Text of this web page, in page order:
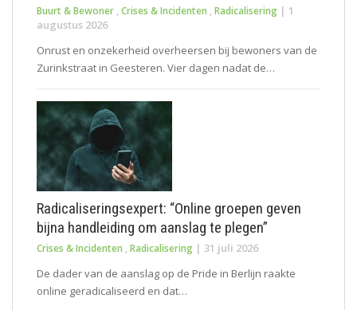
Buurt & Bewoner , Crises & Incidenten , Radicalisering | 1
augustus 2026
Onrust en onzekerheid overheersen bij bewoners van de
Zurinkstraat in Geesteren. Vier dagen nadat de…
Radicaliseringsexpert: “Online groepen geven
bijna handleiding om aanslag te plegen”
Crises & Incidenten , Radicalisering | 31 juli 2026
De dader van de aanslag op de Pride in Berlijn raakte
online geradicaliseerd en dat…